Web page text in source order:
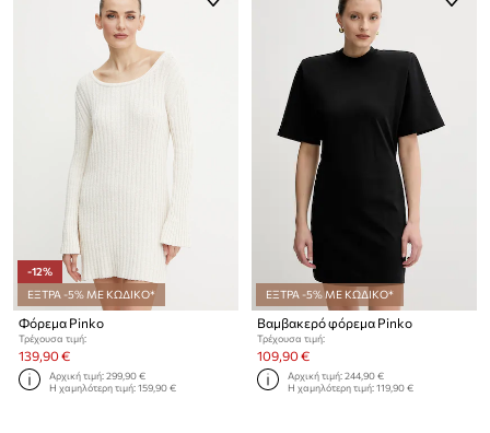
-12%
ΕΞΤΡΑ -5% ΜΕ ΚΩΔΙΚΟ*
Φόρεμα Pinko
Τρέχουσα τιμή:
139,90 €
Αρχική τιμή:299,90 €
Η χαμηλότερη τιμή:159,90 €
ΕΞΤΡΑ -5% ΜΕ ΚΩΔΙΚΟ*
Βαμβακερό φόρεμα Pinko
Τρέχουσα τιμή:
109,90 €
Αρχική τιμή:244,90 €
Η χαμηλότερη τιμή:119,90 €